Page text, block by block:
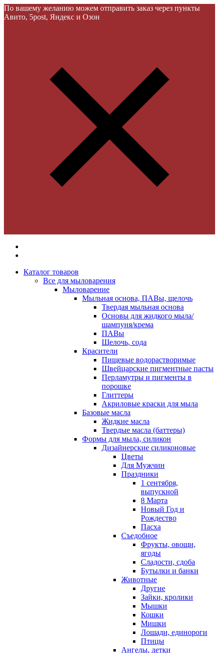
По вашему желанию можем отправить заказ через пункты
Авито, 5post, Яндекс и Озон
Каталог товаров
Все для мыловарения
Мыловарение
Мыльная основа, ПАВы, щелочь
Твердая мыльная основа
Основы для жидкого мыла/
шампуня/крема
ПАВы
Щелочь, сода
Красители
Пищевые водорастворимые
Швейцарские пигментные пасты
Перламутры и пигменты в
порошке
Глиттеры
Акриловые краски для мыла
Базовые масла
Жидкие масла
Твердые масла (баттеры)
Формы для мыла, силикон
Дизайнерские силиконовые
Цветы
Для Мужчин
Праздники
1 сентября,
выпускной
8 Марта
Новый Год и
Рождество
Пасха
Съедобное
Фрукты, овощи,
ягоды
Сладости, сдоба
Бутылки и банки
Животные
Другие
Зайки, кролики
Мышки
Кошки
Мишки
Лошади, единороги
Птицы
Ангелы, детки